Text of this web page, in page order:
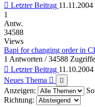
Letzter Beitrag
1
Antw.
34588
Views
Bapi for changing order in
1 Antworten / 34588 Zugriffe
Letzter Beitrag
Neues Thema
Anzeigen:
Richtung: